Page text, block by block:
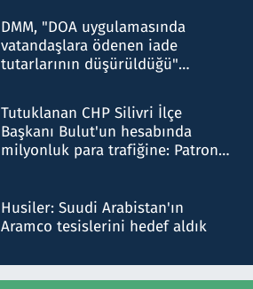
DMM, "DOA uygulamasında
vatandaşlara ödenen iade
tutarlarının düşürüldüğü"
Tutuklanan CHP Silivri İlçe
Başkanı Bulut'un hesabında
milyonluk para trafiğine: Patron
Husiler: Suudi Arabistan'ın
Aramco tesislerini hedef aldık